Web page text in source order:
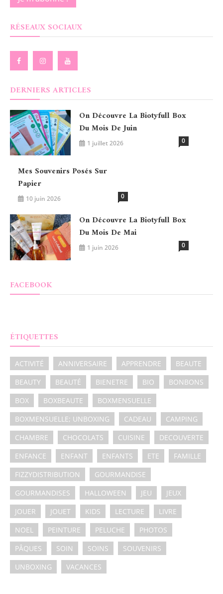
RÉSEAUX SOCIAUX
DERNIERS ARTICLES
On Découvre La Biotyfull Box
Du Mois De Juin
1 juillet 2026 0
Mes Souvenirs Posés Sur
Papier
10 juin 2026 0
On Découvre La Biotyfull Box
Du Mois De Mai
1 juin 2026 0
FACEBOOK
ÉTIQUETTES
ACTIVITÉ ANNIVERSAIRE APPRENDRE
BEAUTE
BEAUTY
BEAUTÉ BIENETRE BIO
BONBONS
BOX
BOXBEAUTE
BOXMENSUELLE
BOXMENSUELLE; UNBOXING
CADEAU
CAMPING
CHAMBRE
CHOCOLATS CUISINE
DECOUVERTE
ENFANCE
ENFANT ENFANTS ETE
FAMILLE
FIZZYDISTRIBUTION
GOURMANDISE
GOURMANDISES
HALLOWEEN JEU
JEUX
JOUER
JOUET KIDS LECTURE
LIVRE
NOEL
PEINTURE PELUCHE
PHOTOS
PÂQUES
SOIN SOINS
SOUVENIRS
UNBOXING
VACANCES